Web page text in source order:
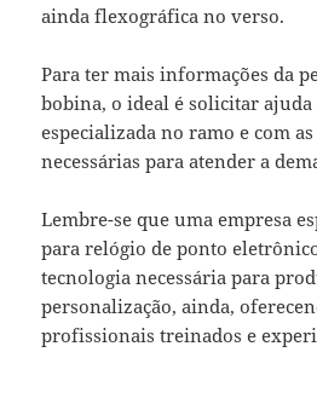
ainda flexográfica no verso.
Para ter mais informações da
bobina, o ideal é solicitar ajuda
especializada no ramo e com
necessárias para atender a
Lembre-se que uma empresa
para relógio de ponto
tecnologia necessária para
personalização, ainda,
profissionais treinados e